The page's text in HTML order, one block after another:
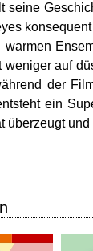
auf
der
ein
überzeugt